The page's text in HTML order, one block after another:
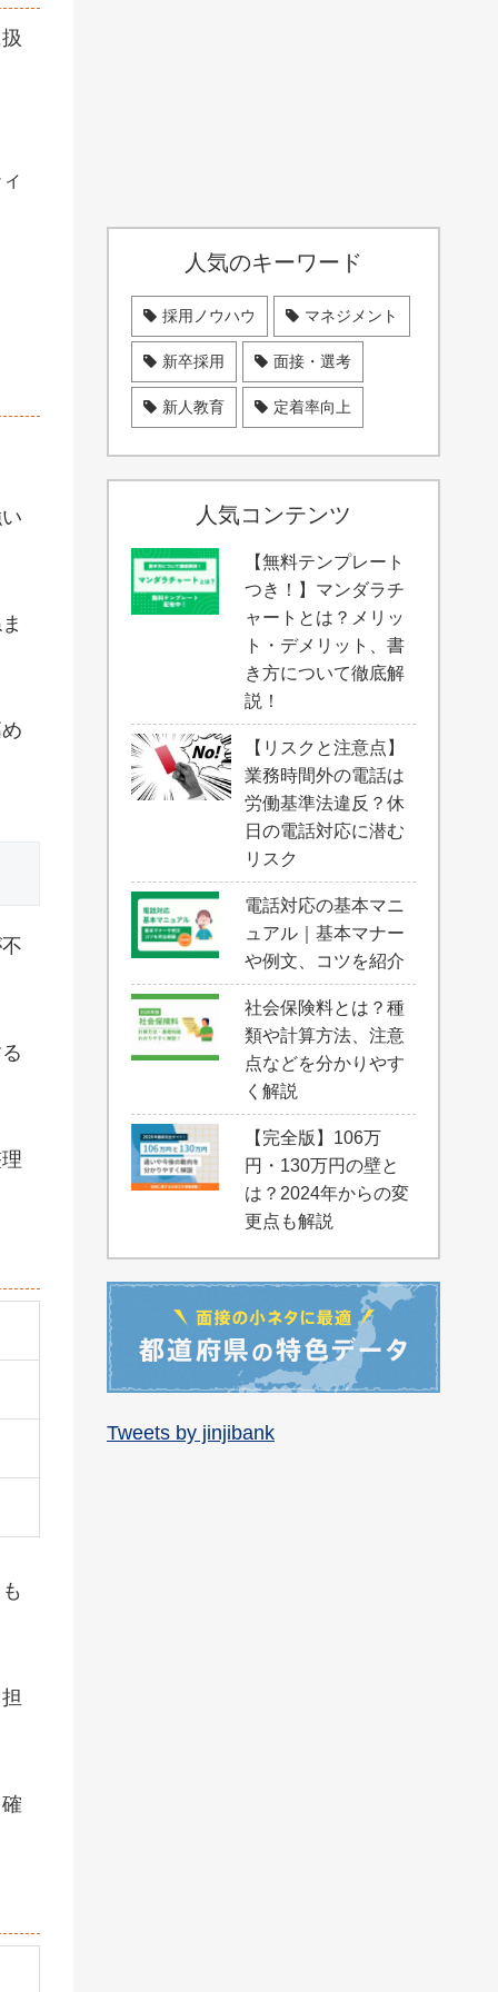
人気のキーワード
採用ノウハウ マネジメント
新卒採用 面接・選考
新人教育 定着率向上
人気コンテンツ
【無料テンプレート
つき！】マンダラチ
ャートとは？メリッ
ト・デメリット、書
き方について徹底解
説！
【リスクと注意点】
業務時間外の電話は
労働基準法違反？休
日の電話対応に潜む
リスク
電話対応の基本マニ
ュアル｜基本マナー
や例文、コツを紹介
社会保険料とは？種
類や計算方法、注意
点などを分かりやす
く解説
【完全版】106万
円・130万円の壁と
は？2024年からの変
更点も解説
Tweets by jinjibank